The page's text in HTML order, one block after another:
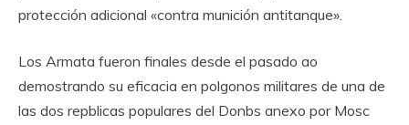
protección adicional «contra munición antitanque».
Los Armata fueron finales desde el pasado ao
demostrando su eficacia en polgonos militares de una de
las dos repblicas populares del Donbs anexo por Mosc